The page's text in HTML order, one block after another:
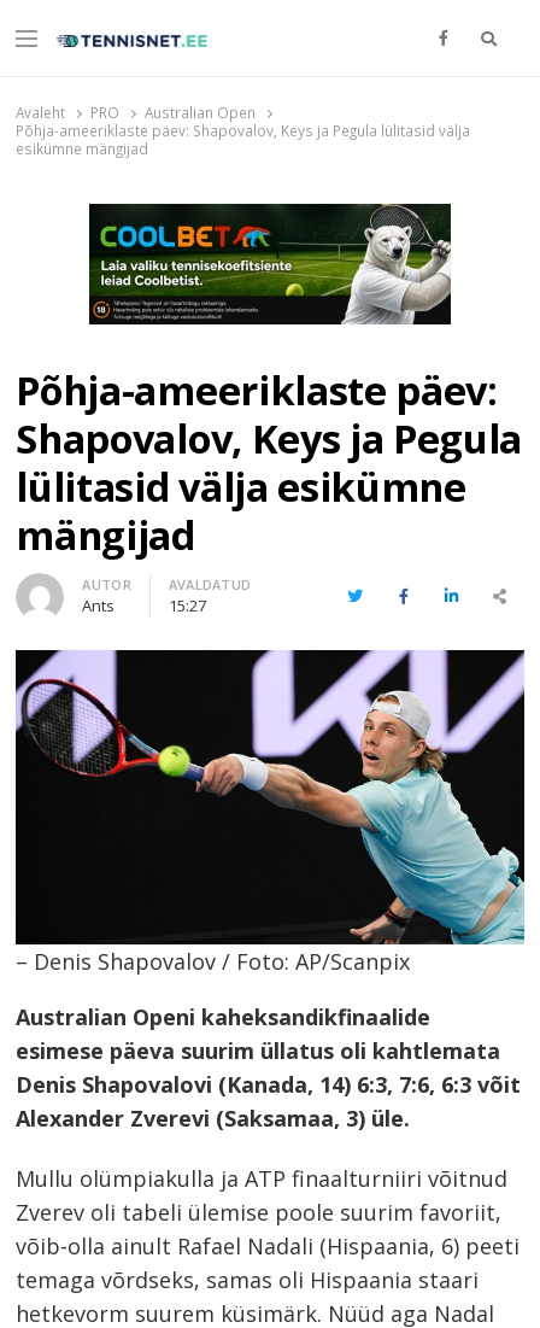
Menu Otsi
Avaleht PRO
Australian Open
Põhja-ameeriklaste päev: Shapovalov, Keys ja Pegula lülitasid välja
esikümne mängijad
Põhja-ameeriklaste päev:
Shapovalov, Keys ja Pegula
lülitasid välja esikümne
mängijad
Author
AUTOR
Ants
AVALDATUD
15:27 TwitterFacebookLinkedInShare
– Denis Shapovalov / Foto: AP/Scanpix
Australian Openi kaheksandikfinaalide
esimese päeva suurim üllatus oli kahtlemata
Denis Shapovalovi (Kanada, 14) 6:3, 7:6, 6:3 võit
Alexander Zverevi (Saksamaa, 3) üle.
Mullu olümpiakulla ja ATP finaalturniiri võitnud
Zverev oli tabeli ülemise poole suurim favoriit,
võib-olla ainult Rafael Nadali (Hispaania, 6) peeti
temaga võrdseks, samas oli Hispaania staari
hetkevorm suurem küsimärk. Nüüd aga Nadal